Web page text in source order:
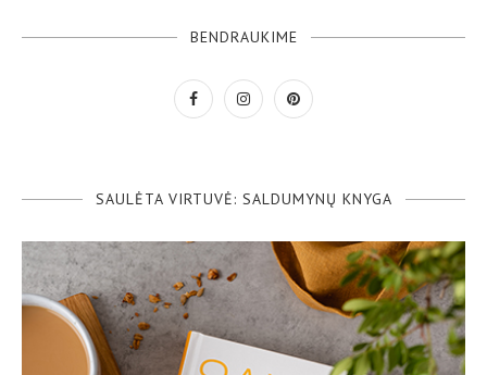
BENDRAUKIME
SAULĖTA VIRTUVĖ: SALDUMYNŲ KNYGA